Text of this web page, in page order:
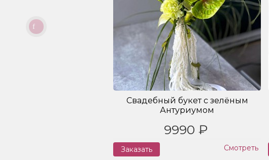
Свадебный букет с зелёным
Антуриумом
9990 ₽
Заказать Смотреть